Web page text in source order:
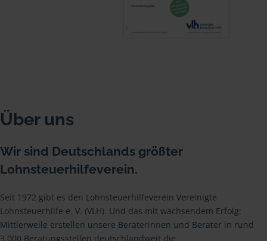
Über uns
Wir sind Deutschlands größter
Lohnsteuerhilfeverein.
Seit 1972 gibt es den Lohnsteuerhilfeverein Vereinigte
Lohnsteuerhilfe e. V. (VLH). Und das mit wachsendem Erfolg:
Mittlerweile erstellen unsere Beraterinnen und Berater in rund
3.000 Beratungsstellen deutschlandweit die